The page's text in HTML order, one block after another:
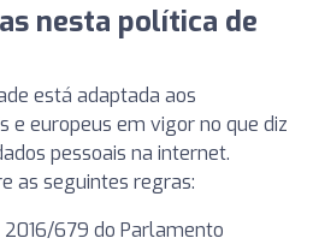
nesta política de
está adaptada aos
e europeus em vigor no que diz
pessoais na internet.
as seguintes regras:
679 do Parlamento